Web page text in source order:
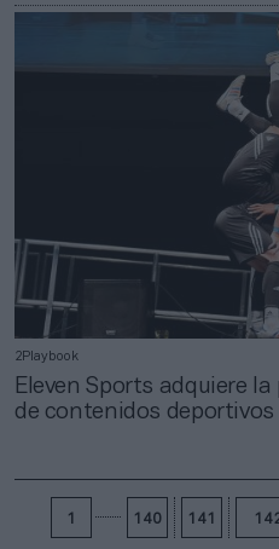
2Playbook
Eleven Sports adquiere
de contenidos
1 140 141